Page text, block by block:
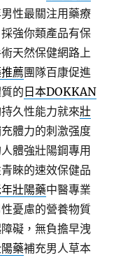
性最關注用藥療
強你類產品有保
天然保健網路上
薦團隊百康促進
的 日本DOKKAN
久性能力就來壯
體力的刺激强度
體強壯陽鋼專用
睞的速效保健品
壯陽藥中醫專業
憂慮的營養物質
礙，無負擔早洩
藥補充男人草本